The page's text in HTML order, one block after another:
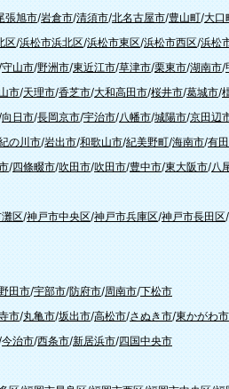
張旭市/岩倉市/清須市/北名古屋市/豊山町/大口
区/浜松市浜北区/浜松市東区/浜松市西区/浜松
守山市/野洲市/東近江市/草津市/栗東市/湖南市/
市/天理市/香芝市/大和高田市/桜井市/葛城市/
向日市/長岡京市/宇治市/八幡市/城陽市/京田辺
の川市/岩出市/和歌山市/紀美野町/海南市/有
/四條畷市/吹田市/吹田市/豊中市/東大阪市/八
区/神戸市中央区/神戸市兵庫区/神戸市長田区/
田市/宇部市/防府市/周南市/下松市
市/丸亀市/坂出市/高松市/さぬき市/東かがわ市
今治市/西条市/新居浜市/四国中央市